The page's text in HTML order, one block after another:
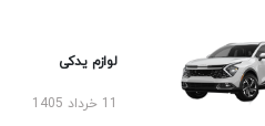
لوازم یدکی